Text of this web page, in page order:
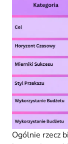
Ogólnie rzecz